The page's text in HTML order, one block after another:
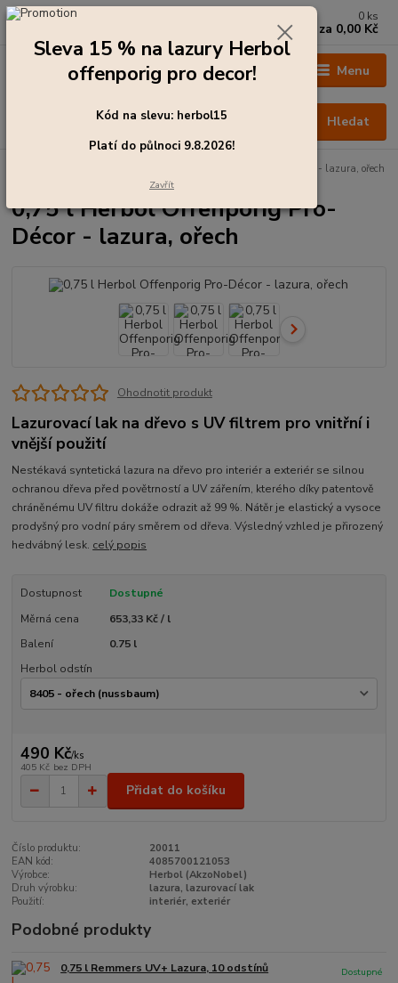
Menu
Hledat
+420 273 136 255
0 ks
za 0,00 Kč
0,75 l Herbol Offenporig Pro-Décor - lazura, ořech
0,75 l Herbol Offenporig Pro-
Décor - lazura, ořech
Ohodnotit produkt
Lazurovací lak na dřevo s UV filtrem pro vnitřní i
vnější použití
Nestékavá syntetická lazura na dřevo pro interiér a exteriér se silnou
ochranou dřeva před povětrností a UV zářením, kterého díky patentově
chráněnému UV filtru dokáže odrazit až 99 %. Nátěr je elastický a vysoce
prodyšný pro vodní páry směrem od dřeva. Výsledný vzhled je přirozený
hedvábný lesk. celý popis
Dostupnost
Dostupné
Měrná cena
653,33 Kč / l
Balení
0.75 l
Herbol odstín
490 Kč/ks
405 Kč bez DPH
Přidat do košíku
Číslo produktu:
20011
EAN kód:
4085700121053
Výrobce:
Herbol (AkzoNobel)
Druh výrobku:
lazura, lazurovací lak
Použití:
interiér, exteriér
Podobné produkty
0,75 l Remmers UV+ Lazura, 10 odstínů
Dostupné
Sleva 15 % na lazury Herbol
offenporig pro decor!
Kód na slevu: herbol15
Platí do půlnoci 9.8.2026!
Zavřít